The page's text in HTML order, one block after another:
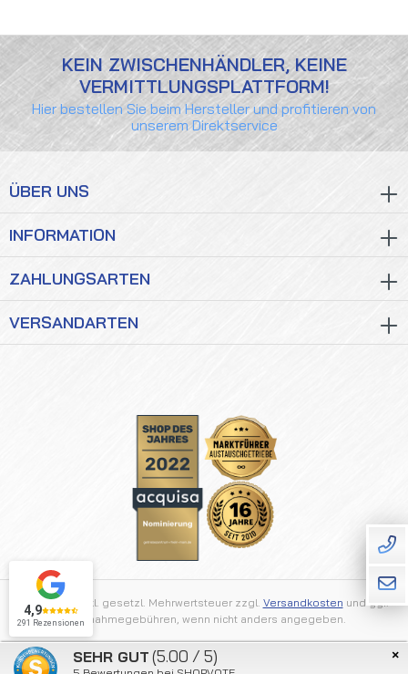
KEIN ZWISCHENHÄNDLER, KEINE
VERMITTLUNGSPLATTFORM!
Hier bestellen Sie beim Hersteller und profitieren von
unserem Direktservice
ÜBER UNS
INFORMATION
ZAHLUNGSARTEN
VERSANDARTEN
Alle Preise inkl. gesetzl. Mehrwertsteuer zzgl. Versandkosten und ggf.
Nachnahmegebühren, wenn nicht anders angegeben.
2026 © Getriebezentrum Rhein Main
4,9
291 Rezensionen
×
SEHR GUT (5.00 / 5)